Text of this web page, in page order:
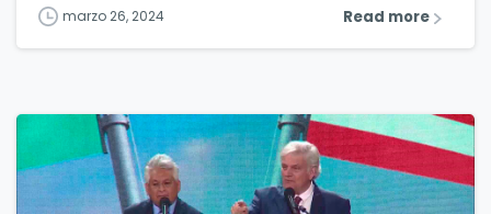
marzo 26, 2024 Read more